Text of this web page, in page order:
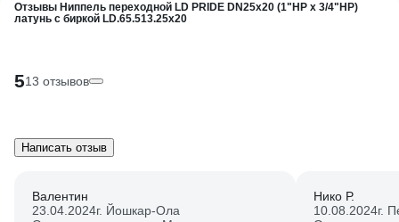
Отзывы Ниппель переходной LD PRIDE DN25х20 (1"НР х 3/4"НР)
латунь с биркой LD.65.513.25х20
513 отзывов
Написать отзыв
Валентин
23.04.2024г. Йошкар-Ола
Нико Р.
10.08.2024г.